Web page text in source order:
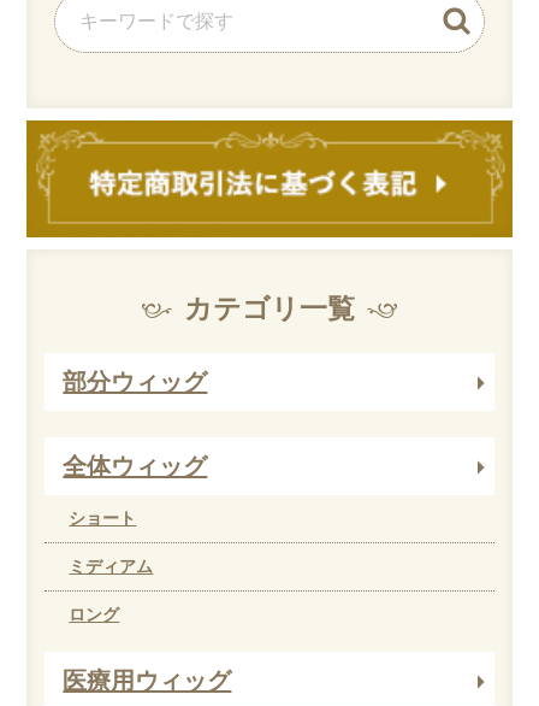
カテゴリ一覧
部分ウィッグ
全体ウィッグ
ショート
ミディアム
ロング
医療用ウィッグ